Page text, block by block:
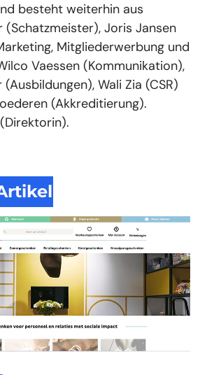
besteht weiterhin aus
(Schatzmeister), Joris Jansen
Mitgliederwerbung und
Vaessen (Kommunikation),
Wali Zia (CSR)
(Akkreditierung).